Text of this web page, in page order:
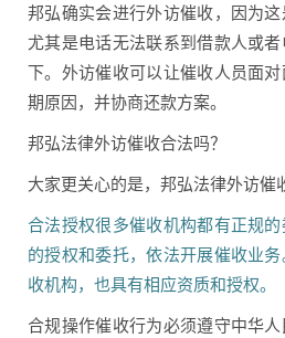
邦弘确实会进行外访催收，因为这
尤其是电话无法联系到借款人或
下。外访催收可以让催收人员面
期原因，并协商还款方案。
邦弘法律外访催收合法吗？
大家更关心的是，邦弘法律外访催
合法授权很多催收机构都有正规
的授权和委托，依法开展催收业
收机构，也具有相应资质和授权。
合规操作催收行为必须遵守中华